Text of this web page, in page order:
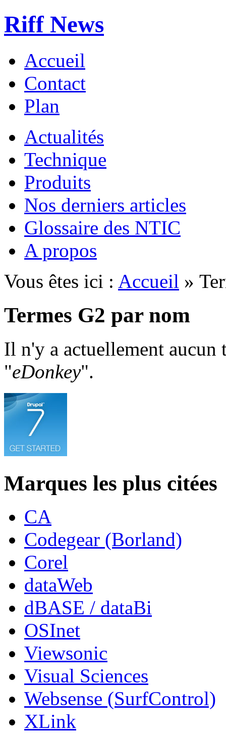
Riff News
Accueil
Contact
Plan
Actualités
Technique
Produits
Nos derniers articles
Glossaire des NTIC
A propos
Vous êtes ici : Accueil »
Termes G2 par nom
Il n'y a actuellement aucun
"eDonkey".
Marques les plus citées
CA
Codegear (Borland)
Corel
dataWeb
dBASE / dataBi
OSInet
Viewsonic
Visual Sciences
Websense (SurfControl)
XLink